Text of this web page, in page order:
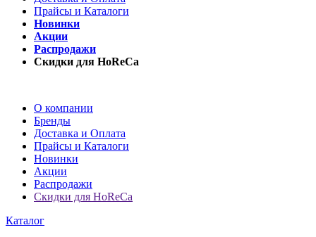
Прайсы и Каталоги
Новинки
Акции
Распродажи
Скидки для HoReCa
О компании
Бренды
Доставка и Оплата
Прайсы и Каталоги
Новинки
Акции
Распродажи
Скидки для HoReCa
Каталог